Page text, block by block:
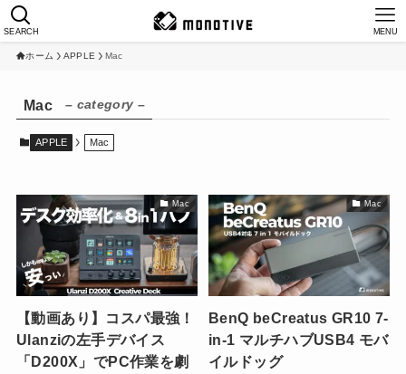
SEARCH MENU
ホーム APPLE Mac
Mac – category –
APPLE Mac
Mac
【動画あり】コスパ最強！
Ulanziの左手デバイス
「D200X」でPC作業を劇
Mac
BenQ beCreatus GR10 7-
in-1 マルチハブUSB4 モバ
イルドッグ